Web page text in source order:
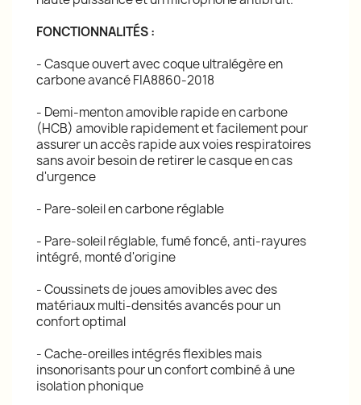
FONCTIONNALITÉS :
- Casque ouvert avec coque ultralégère en
carbone avancé FIA8860-2018
- Demi-menton amovible rapide en carbone
(HCB) amovible rapidement et facilement pour
assurer un accès rapide aux voies respiratoires
sans avoir besoin de retirer le casque en cas
d'urgence
- Pare-soleil en carbone réglable
- Pare-soleil réglable, fumé foncé, anti-rayures
intégré, monté d'origine
- Coussinets de joues amovibles avec des
matériaux multi-densités avancés pour un
confort optimal
- Cache-oreilles intégrés flexibles mais
insonorisants pour un confort combiné à une
isolation phonique